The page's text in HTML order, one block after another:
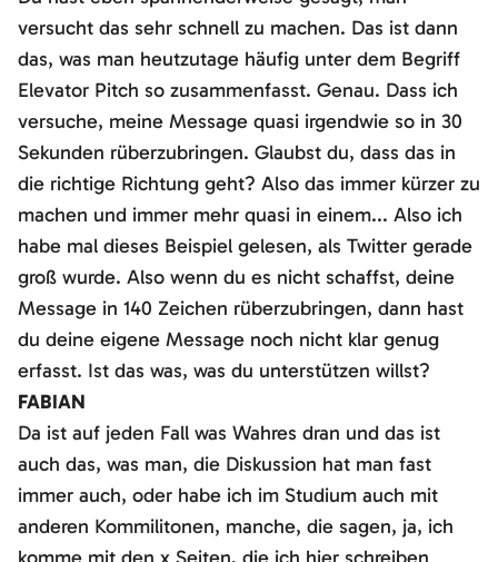
versucht das sehr schnell zu machen. Das ist dann
das, was man heutzutage häufig unter dem Begriff
Elevator Pitch so zusammenfasst. Genau. Dass ich
versuche, meine Message quasi irgendwie so in 30
Sekunden rüberzubringen. Glaubst du, dass das in
die richtige Richtung geht? Also das immer kürzer zu
machen und immer mehr quasi in einem... Also ich
habe mal dieses Beispiel gelesen, als Twitter gerade
groß wurde. Also wenn du es nicht schaffst, deine
Message in 140 Zeichen rüberzubringen, dann hast
du deine eigene Message noch nicht klar genug
erfasst. Ist das was, was du unterstützen willst?
FABIAN
Da ist auf jeden Fall was Wahres dran und das ist
auch das, was man, die Diskussion hat man fast
immer auch, oder habe ich im Studium auch mit
anderen Kommilitonen, manche, die sagen, ja, ich